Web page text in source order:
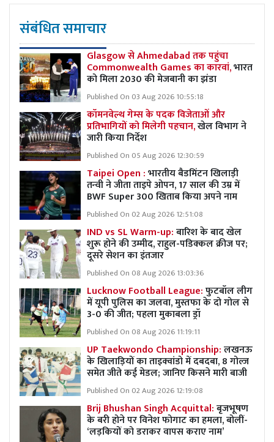
संबंधित समाचार
Glasgow से Ahmedabad तक पहुंचा
Commonwealth Games का कारवां,भारत
को मिला 2030 की मेजबानी का झंडा
Published On 03 Aug 2026 10:55:18
कॉमनवेल्थ गेम्स के पदक विजेताओं और
प्रतिभागियों को मिलेगी पहचान,खेल विभाग ने
जारी किया निर्देश
Published On 05 Aug 2026 12:30:59
Taipei Open :भारतीय बैडमिंटन खिलाड़ी
तन्वी ने जीता ताइपे ओपन, 17 साल की उम्र में
BWF Super 300 खिताब किया अपने नाम
Published On 02 Aug 2026 12:51:08
IND vs SL Warm-up:बारिश के बाद खेल
शुरू होने की उम्मीद, राहुल-पडिक्कल क्रीज पर;
दूसरे सेशन का इंतजार
Published On 08 Aug 2026 13:03:36
Lucknow Football League:फुटबॉल लीग
में यूपी पुलिस का जलवा, मुस्तफा के दो गोल से
3-0 की जीत; पहला मुकाबला ड्रॉ
Published On 08 Aug 2026 11:19:11
UP Taekwondo Championship:लखनऊ
के खिलाड़ियों का ताइक्वांडो में दबदबा, 8 गोल्ज
समेत जीते कई मेडल; जानिए किसने मारी बाजी
Published On 02 Aug 2026 12:19:08
Brij Bhushan Singh Acquittal:बृजभूषण
के बरी होने पर विनेश फोगाट का हमला, बोलीं-
‘लड़कियों को डराकर वापस कराए नाम’